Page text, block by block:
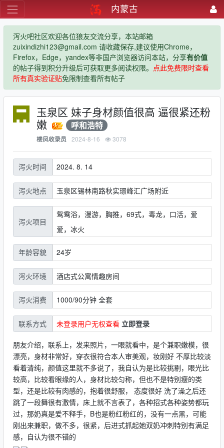
内蒙古
泻火吧社区欢迎各位狼友交流分享，本站邮箱
zuixindizhi123@gmail.com 请收藏保存,建议使用Chrome，
Firefox，Edge，yandex等非国产浏览器访问本站，分享有价值
的帖子得到积分升级后可获取更多阅读权限。 点此免费限时查看
所有真实验证贴免限制查看所有帖子
玉泉区 妹子身材颜值很高 逼很紧还粉
嫩
呼和浩特
楼凤收录员 2024-8-16 3078
泻火时间 2024. 8. 14
泻火地点 玉泉区锡林南路秋实璟峰汇广场附近
泻火项目
鸳鸯浴，漫游，胸推，69式，毒龙，口活，爱
爱，冰火
年龄容貌 24岁
泻火环境 酒店式公寓情趣房间
泻火消费 1000/90分钟 全套
联系方式 未登录用户无权查看 立即登录
朋友介绍，联系上，发来照片，一眼就看中，是个兼职嫩模，很
漂亮，身材非常好，穿衣很符合本人审美观，妆刚好 不厚比较淡
看着清纯，颜值这里就不多说了，我自认为是比较挑剔，眼光比
较高，比较看眼缘的人，身材比较匀称，但也不是特别瘦的类
型，还是比较有肉感的，抱着很舒服， 态度很好 洗了澡之后还
跳了一段舞很有激情，床上就不言表了，各种招式各种姿势都玩
过，那奶真是爱不释手，B也是粉红粉红的，没有一点黑，可能
刚出来兼职，做不多，很紧，后进式抓起她双奶冲刺特别有满足
感，自认为很不错的